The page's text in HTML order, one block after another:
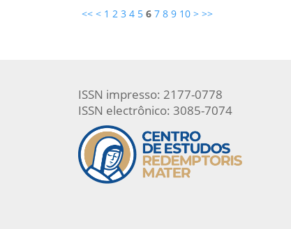
<< < 1 2 3 4 5 6 7 8 9 10 > >>
ISSN impresso: 2177-0778
ISSN electrônico: 3085-7074